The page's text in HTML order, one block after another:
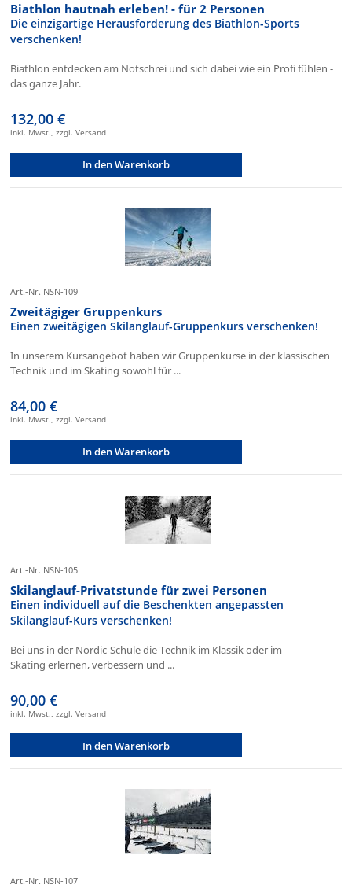
Biathlon hautnah erleben! - für 2 Personen
Die einzigartige Herausforderung des Biathlon-Sports
verschenken!
Biathlon entdecken am Notschrei und sich dabei wie ein Profi fühlen -
das ganze Jahr.
132,00 €
inkl. Mwst., zzgl. Versand
In den Warenkorb
Art.-Nr. NSN-109
Zweitägiger Gruppenkurs
Einen zweitägigen Skilanglauf-Gruppenkurs verschenken!
In unserem Kursangebot haben wir Gruppenkurse in der klassischen
Technik und im Skating sowohl für ...
84,00 €
inkl. Mwst., zzgl. Versand
In den Warenkorb
Art.-Nr. NSN-105
Skilanglauf-Privatstunde für zwei Personen
Einen individuell auf die Beschenkten angepassten
Skilanglauf-Kurs verschenken!
Bei uns in der Nordic-Schule die Technik im Klassik oder im
Skating erlernen, verbessern und ...
90,00 €
inkl. Mwst., zzgl. Versand
In den Warenkorb
Art.-Nr. NSN-107